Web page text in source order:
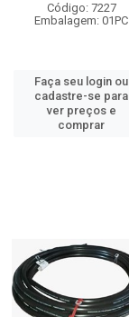
Código: 7227
Embalagem: 01PC
Faça seu login ou
cadastre-se para
ver preços e
comprar